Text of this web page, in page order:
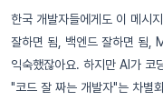
한국 개발자들에게도 이 메시
잘하면 됨, 백엔드 잘하면 됨,
익숙했잖아요. 하지만 AI가 코
"코드 잘 짜는 개발자"는 차별